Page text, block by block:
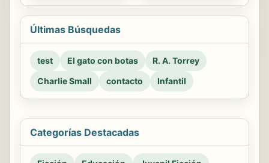
Últimas Búsquedas
test El gato con botas
R. A. Torrey
Charlie Small
contacto Infantil
Categorías Destacadas